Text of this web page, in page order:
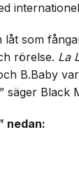
låt som
rörelse. La
B.Baby
säger Black
nedan: